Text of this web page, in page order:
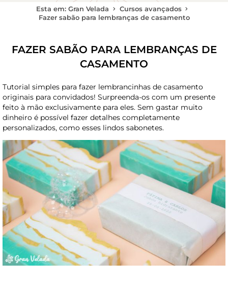
Esta em: Gran Velada
Cursos avançados
Fazer sabão para lembranças de casamento
FAZER SABÃO PARA LEMBRANÇAS DE
CASAMENTO
Tutorial simples para fazer lembrancinhas de casamento
originais para convidados! Surpreenda-os com um presente
feito à mão exclusivamente para eles. Sem gastar muito
dinheiro é possível fazer detalhes completamente
personalizados, como esses lindos sabonetes.